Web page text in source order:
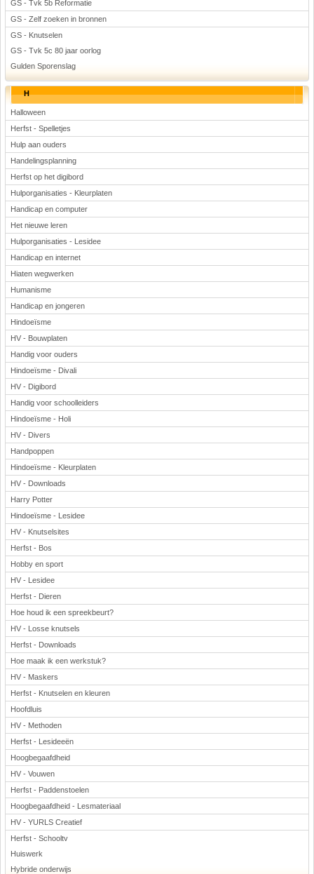
GS - Tvk 5b Reformatie
GS - Zelf zoeken in bronnen
GS - Knutselen
GS - Tvk 5c 80 jaar oorlog
Gulden Sporenslag
H
Halloween
Herfst - Spelletjes
Hulp aan ouders
Handelingsplanning
Herfst op het digibord
Hulporganisaties - Kleurplaten
Handicap en computer
Het nieuwe leren
Hulporganisaties - Lesidee
Handicap en internet
Hiaten wegwerken
Humanisme
Handicap en jongeren
Hindoeïsme
HV - Bouwplaten
Handig voor ouders
Hindoeïsme - Divali
HV - Digibord
Handig voor schoolleiders
Hindoeïsme - Holi
HV - Divers
Handpoppen
Hindoeïsme - Kleurplaten
HV - Downloads
Harry Potter
Hindoeïsme - Lesidee
HV - Knutselsites
Herfst - Bos
Hobby en sport
HV - Lesidee
Herfst - Dieren
Hoe houd ik een spreekbeurt?
HV - Losse knutsels
Herfst - Downloads
Hoe maak ik een werkstuk?
HV - Maskers
Herfst - Knutselen en kleuren
Hoofdluis
HV - Methoden
Herfst - Lesideeën
Hoogbegaafdheid
HV - Vouwen
Herfst - Paddenstoelen
Hoogbegaafdheid - Lesmateriaal
HV - YURLS Creatief
Herfst - Schooltv
Huiswerk
Hybride onderwijs